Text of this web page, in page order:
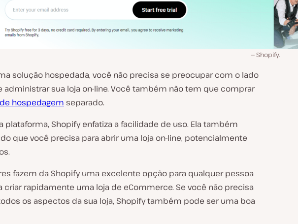
Shopify.
solução hospedada, você não precisa se preocupar com o lado
administrar sua loja on-line. Você também não tem que comprar
hospedagem separado.
plataforma, Shopify enfatiza a facilidade de uso. Ela também
que você precisa para abrir uma loja on-line, potencialmente
fazem da Shopify uma excelente opção para qualquer pessoa
criar rapidamente uma loja de eCommerce. Se você não precisa
os aspectos da sua loja, Shopify também pode ser uma boa